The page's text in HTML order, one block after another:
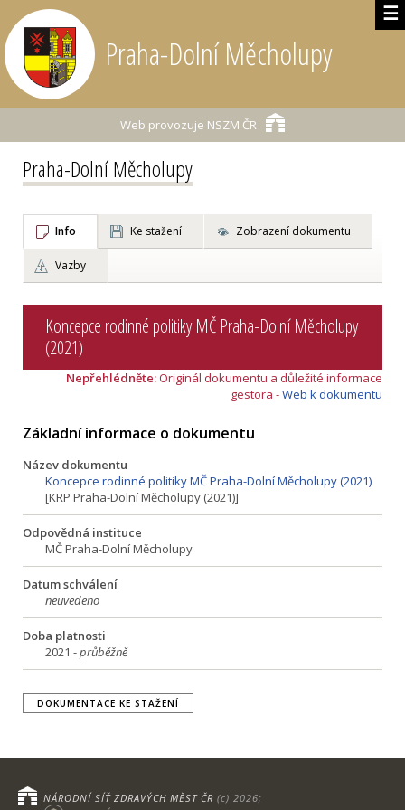
☰
Praha-Dolní Měcholupy
Web provozuje NSZM ČR
Praha-Dolní Měcholupy
Info Ke stažení Zobrazení dokumentu
Vazby
Koncepce rodinné politiky MČ Praha-Dolní Měcholupy
(2021)
Nepřehlédněte:Originál dokumentu a důležité informace
gestora -Web k dokumentu
Základní informace o dokumentu
Název dokumentu
Koncepce rodinné politiky MČ Praha-Dolní Měcholupy (2021)
[KRP Praha-Dolní Měcholupy (2021)]
Odpovědná instituce
MČ Praha-Dolní Měcholupy
Datum schválení
neuvedeno
Doba platnosti
2021 -průběžně
DOKUMENTACE KE STAŽENÍ
NÁRODNÍ SÍŤ ZDRAVÝCH MĚST ČR (c) 2026;